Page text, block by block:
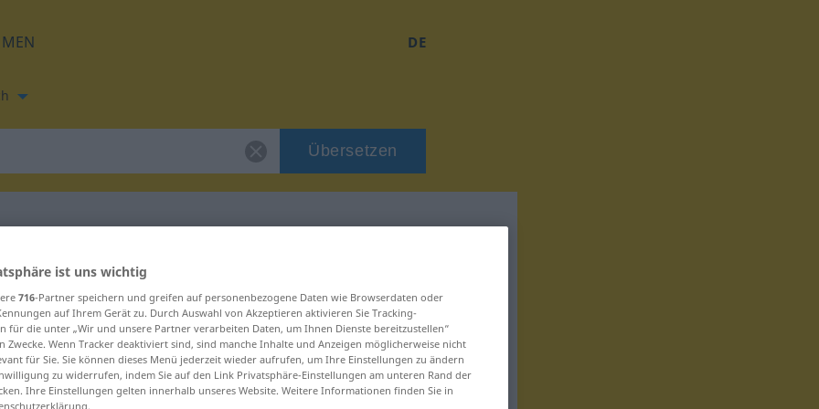
DE
Übersetzen
für "idiom"
ist uns wichtig
716-Partner speichern und greifen auf personenbezogene Daten wie Browserdaten oder
auf Ihrem Gerät zu. Durch Auswahl von Akzeptieren aktivieren Sie Tracking-
für die unter „Wir und unsere Partner verarbeiten Daten, um Ihnen Dienste bereitzustellen“
Zwecke. Wenn Tracker deaktiviert sind, sind manche Inhalte und Anzeigen möglicherweise nicht
für Sie. Sie können dieses Menü jederzeit wieder aufrufen, um Ihre Einstellungen zu ändern
zu widerrufen, indem Sie auf den Link Privatsphäre-Einstellungen am unteren Rand der
Ihre Einstellungen gelten innerhalb unseres Website. Weitere Informationen finden Sie in